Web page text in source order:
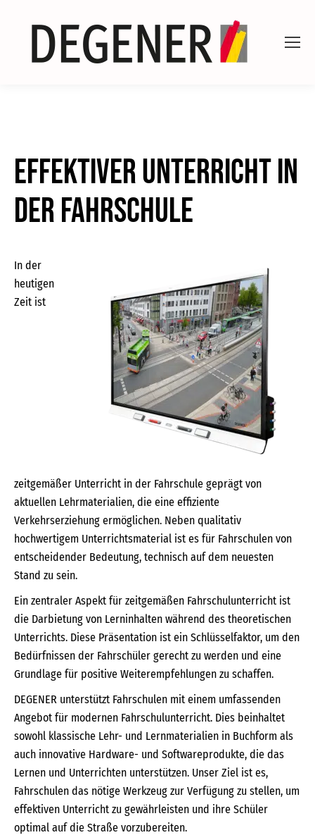
Effektiver Unterricht in
der Fahrschule
In der
heutigen
Zeit ist
zeitgemäßer Unterricht in der Fahrschule geprägt von
aktuellen Lehrmaterialien, die eine effiziente
Verkehrserziehung ermöglichen. Neben qualitativ
hochwertigem Unterrichtsmaterial ist es für Fahrschulen von
entscheidender Bedeutung, technisch auf dem neuesten
Stand zu sein.
Ein zentraler Aspekt für zeitgemäßen Fahrschulunterricht ist
die Darbietung von Lerninhalten während des theoretischen
Unterrichts. Diese Präsentation ist ein Schlüsselfaktor, um den
Bedürfnissen der Fahrschüler gerecht zu werden und eine
Grundlage für positive Weiterempfehlungen zu schaffen.
DEGENER unterstützt Fahrschulen mit einem umfassenden
Angebot für modernen Fahrschulunterricht. Dies beinhaltet
sowohl klassische Lehr- und Lernmaterialien in Buchform als
auch innovative Hardware- und Softwareprodukte, die das
Lernen und Unterrichten unterstützen. Unser Ziel ist es,
Fahrschulen das nötige Werkzeug zur Verfügung zu stellen, um
effektiven Unterricht zu gewährleisten und ihre Schüler
optimal auf die Straße vorzubereiten.